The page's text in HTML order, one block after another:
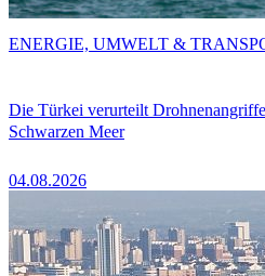
Die Türkei verurteilt
Schwarzen Meer
04.08.2026
ENERGIE, UMWELT &